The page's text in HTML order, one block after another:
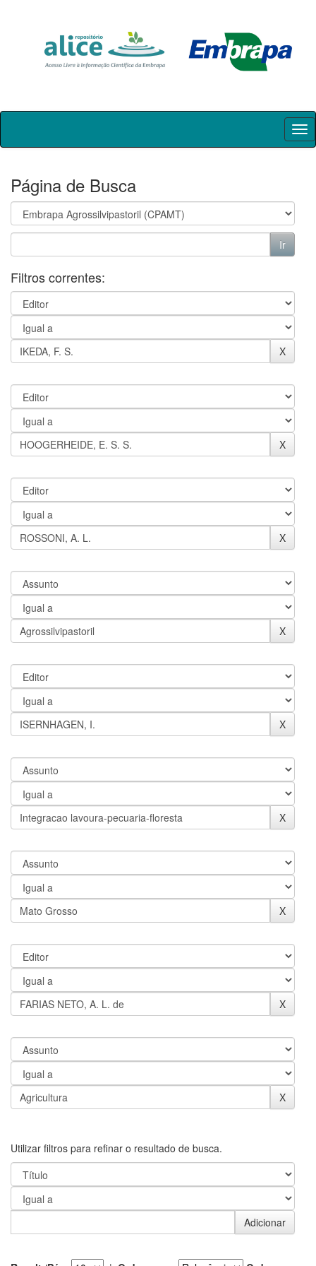
Skip
Página de Busca
Filtros correntes:
Utilizar filtros para refinar o resultado de busca.